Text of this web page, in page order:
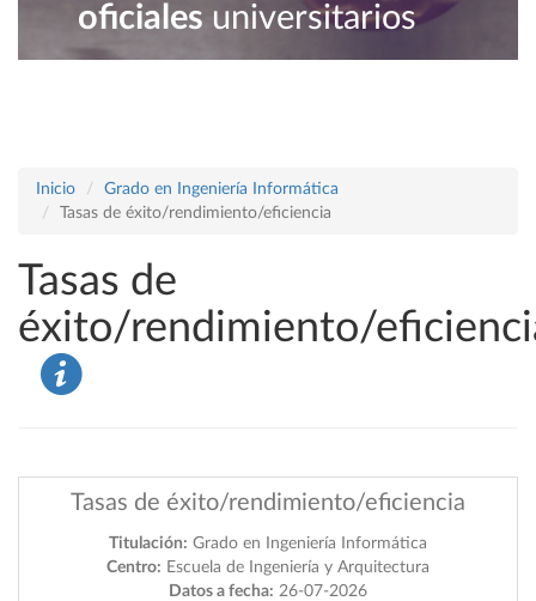
oficiales universitarios
Inicio
Grado en Ingeniería Informática
Tasas de éxito/rendimiento/eficiencia
Tasas de
éxito/rendimiento/
Tasas de éxito/rendimiento/eficiencia
Titulación: Grado en Ingeniería Informática
Centro: Escuela de Ingeniería y Arquitectura
Datos a fecha: 26-07-2026